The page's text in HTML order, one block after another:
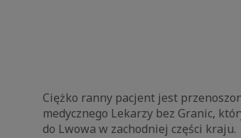
Ciężko ranny pacjent jest
medycznego Lekarzy bez Granic,
do Lwowa w zachodniej części kraju.